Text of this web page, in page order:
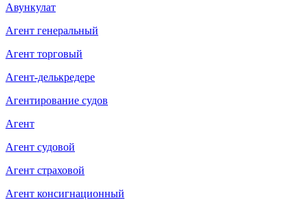
Авункулат
Агент генеральный
Агент торговый
Агент-делькредере
Агентирование судов
Агент
Агент судовой
Агент страховой
Агент консигнационный